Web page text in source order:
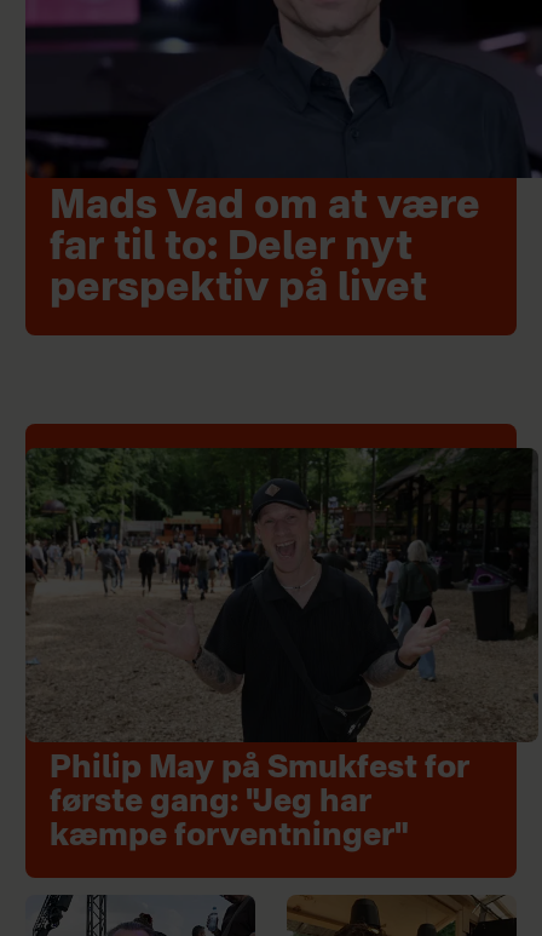
Mads Vad om at være
far til to: Deler nyt
perspektiv på livet
Philip May på Smukfest for
første gang: "Jeg har
kæmpe forventninger"